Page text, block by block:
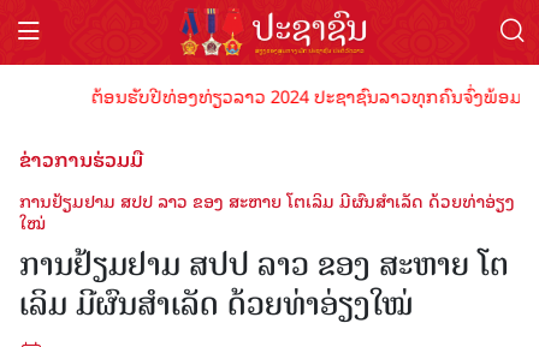
ຕ້ອນຮັບປີທ່ອງທ່ຽວລາວ 2024 ປະຊາຊົນລາວທຸກຄົນຈົ່ງພ້ອມເປັ
ຂ່າວການຮ່ວມມື
ການຢ້ຽມຢາມ ສປປ ລາວ ຂອງ ສະຫາຍ ໂຕເລິມ ມີຜົນສໍາເລັດ ດ້ວຍທ່າອ່ຽງ
ໃໝ່
ການຢ້ຽມຢາມ ສປປ ລາວ ຂອງ ສະຫາຍ ໂຕ
ເລິມ ມີຜົນສໍາເລັດ ດ້ວຍທ່າອ່ຽງໃໝ່